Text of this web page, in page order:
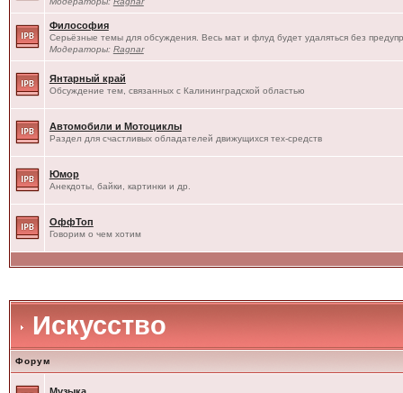
Философия
Серьёзные темы для обсуждения. Весь мат и флуд будет удаляться без
Модераторы: Ragnar
Янтарный край
Обсуждение тем, связанных с Калининградской областью
Автомобили и Мотоциклы
Раздел для счастливых обладателей движущихся тех-средств
Юмор
Анекдоты, байки, картинки и др.
ОффТоп
Говорим о чем хотим
Искусство
Форум